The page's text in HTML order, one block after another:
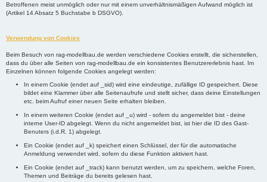
Betroffenen meist unmöglich oder nur mit einem unverhältnismäßigen Aufwand möglich ist
(Artikel 14 Absatz 5 Buchstabe b DSGVO).
Verwendung von Cookies
Beim Besuch von rag-modellbau.de werden verschiedene Cookies erstellt, die sicherstellen,
dass du über alle Seiten von rag-modellbau.de ein konsistentes Benutzererlebnis hast. Im
Einzelnen können folgende Cookies angelegt werden:
In einem Cookie (endet auf _sid) wird eine eindeutige, zufällige ID gespeichert. Diese
bildet eine Klammer über alle Seitenaufrufe und stellt sicher, dass deine Einstellungen
etc. beim Aufruf einer neuen Seite erhalten bleiben.
In einem weiteren Cookie (endet auf _u) wird - sofern du angemeldet bist - deine
interne User-ID abgelegt. Wenn du nicht angemeldet bist, ist hier die ID des Gast-
Benuters (i.d.R. 1) abgelegt.
Ein Cookie (endet auf _k) speichert einen Schlüssel, der für die automatische
Anmeldung verwendet wird, sofern du diese Funktion aktiviert hast.
Ein Cookie (endet auf _track) kann benutzt werden, um zu speichern, welche Foren,
Themen und Beiträge du bereits gelesen hast.